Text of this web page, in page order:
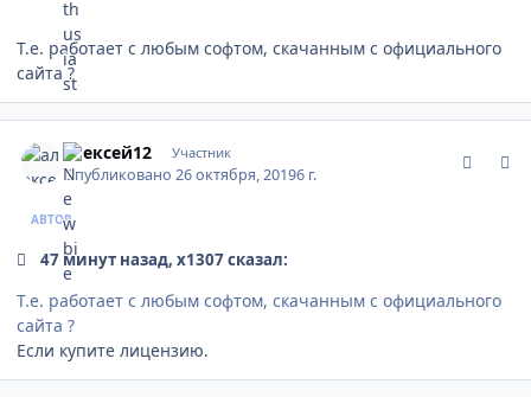
Т.е. работает с любым софтом, скачанным с официального
сайта ?
алексей12 Участник
Опубликовано26 октября, 20196 г.
АВТОР
47 минут назад, x1307 сказал:
Т.е. работает с любым софтом, скачанным с официального
сайта ?
Если купите лицензию.